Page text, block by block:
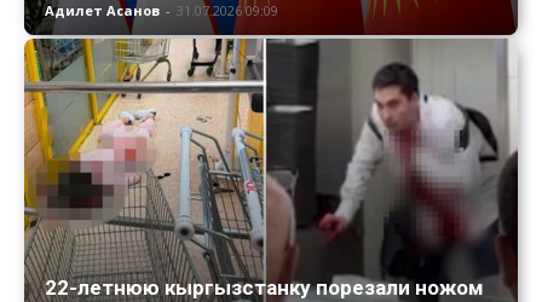
Адилет Асанов - 31.07.2026 09:09
22-летнюю кыргызстанку порезали ножом